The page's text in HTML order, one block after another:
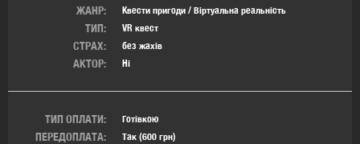
ЖАНР: Квести пригоди / Віртуальна реальність
ТИП: VR квест
СТРАХ: без жахів
АКТОР: Ні
ТИП ОПЛАТИ: Готівкою
ПЕРЕДОПЛАТА: Так (600 грн)